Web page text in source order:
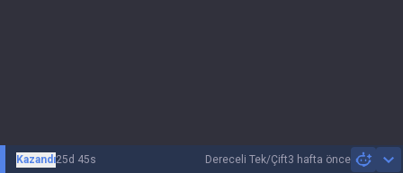
Dereceli Tek/Çift3 hafta önce
Kazandı25d 45s